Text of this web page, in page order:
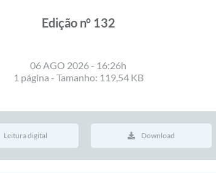
Edição n° 132
06 AGO 2026 - 16:26h
1 página - Tamanho: 119,54 KB
Leitura digital Download